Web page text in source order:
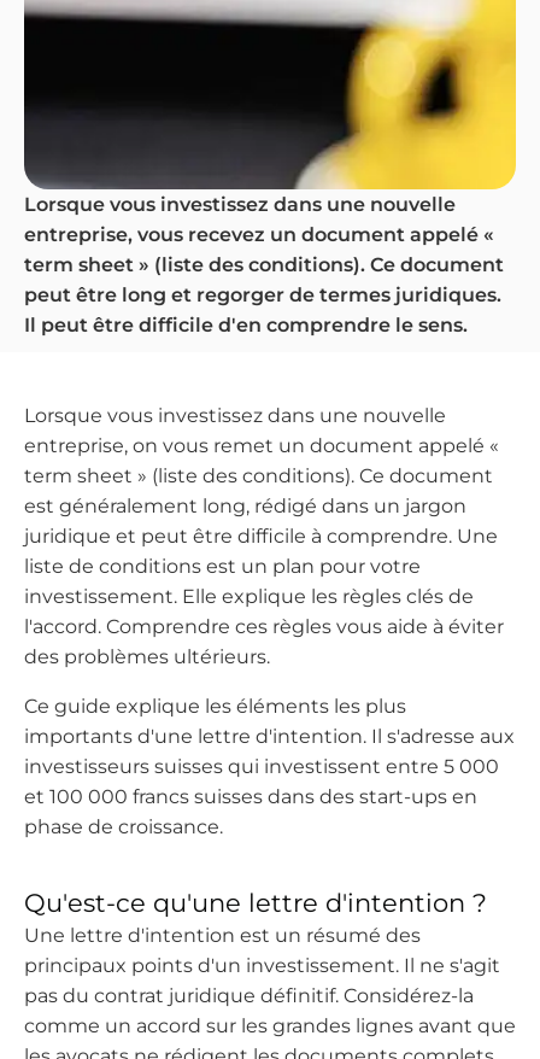
Lorsque vous investissez dans une nouvelle
entreprise, vous recevez un document appelé «
term sheet » (liste des conditions). Ce document
peut être long et regorger de termes juridiques.
Il peut être difficile d'en comprendre le sens.
Lorsque vous investissez dans une nouvelle
entreprise, on vous remet un document appelé «
term sheet » (liste des conditions). Ce document
est généralement long, rédigé dans un jargon
juridique et peut être difficile à comprendre. Une
liste de conditions est un plan pour votre
investissement. Elle explique les règles clés de
l'accord. Comprendre ces règles vous aide à éviter
des problèmes ultérieurs.
Ce guide explique les éléments les plus
importants d'une lettre d'intention. Il s'adresse aux
investisseurs suisses qui investissent entre 5 000
et 100 000 francs suisses dans des start-ups en
phase de croissance.
Qu'est-ce qu'une lettre d'intention ?
Une lettre d'intention est un résumé des
principaux points d'un investissement. Il ne s'agit
pas du contrat juridique définitif. Considérez-la
comme un accord sur les grandes lignes avant que